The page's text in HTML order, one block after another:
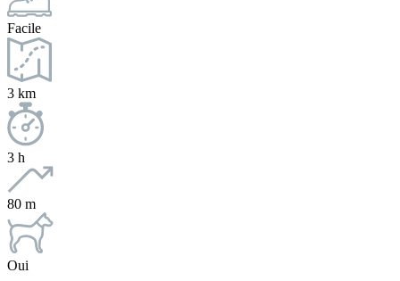
Facile
3 km
3 h
80 m
Oui